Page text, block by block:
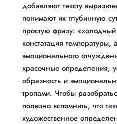
добавляют тексту
понимают их глубинную
простую фразу:
констатация температуры,
эмоционального
красочные определения,
образность и
тропами. Чтобы
полезно вспомнить, что
художественное